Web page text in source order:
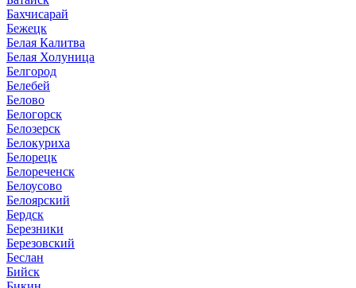
Бахчисарай
Бежецк
Белая Калитва
Белая Холуница
Белгород
Белебей
Белово
Белогорск
Белозерск
Белокуриха
Белорецк
Белореченск
Белоусово
Белоярский
Бердск
Березники
Березовский
Беслан
Бийск